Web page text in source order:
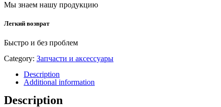
Мы знаем нашу продукцию
Легкий возврат
Быстро и без проблем
Category: Запчасти и аксессуары
Description
Additional information
Description